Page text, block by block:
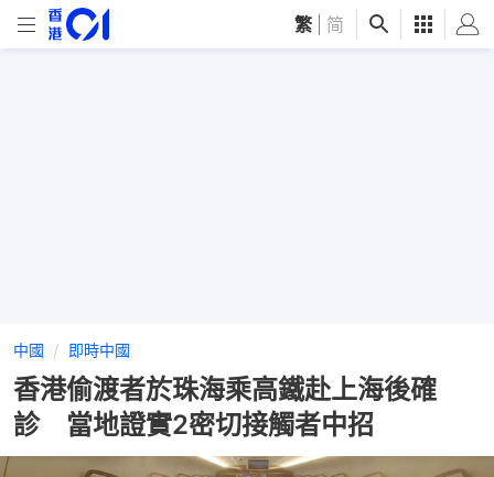
繁 简
中國 即時中國
香港偷渡者於珠海乘高鐵赴上海後確
診 當地證實2密切接觸者中招